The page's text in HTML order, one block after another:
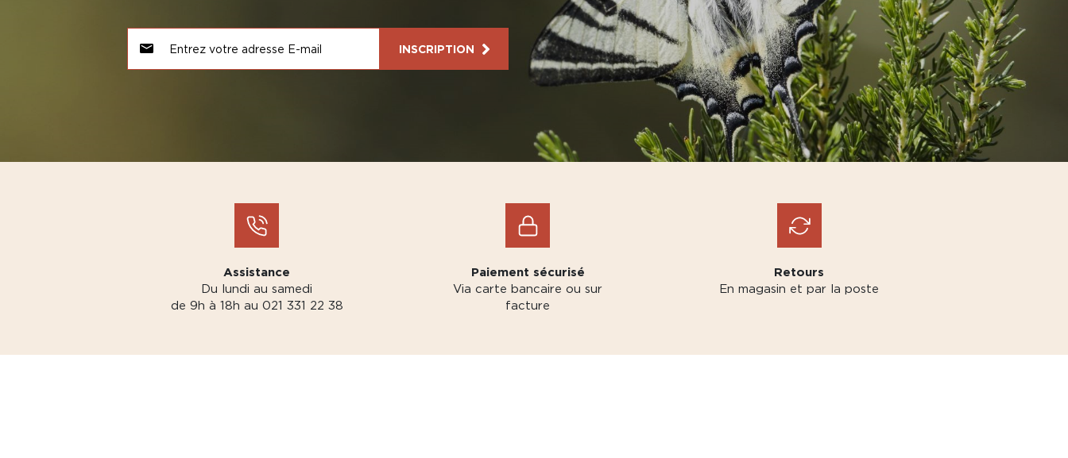
INSCRIPTION
Assistance
Du lundi au samedi
de 9h à 18h au 021 331 22 38
Paiement sécurisé
Via carte bancaire ou sur
facture
Retours
En magasin et par la poste